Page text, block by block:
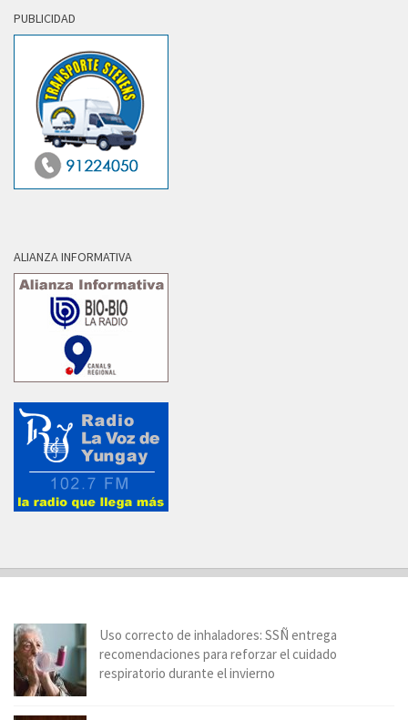
PUBLICIDAD
ALIANZA INFORMATIVA
Uso correcto de inhaladores: SSÑ entrega
recomendaciones para reforzar el cuidado
respiratorio durante el invierno